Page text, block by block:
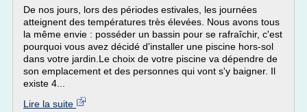
De nos jours, lors des périodes estivales, les journées
atteignent des températures très élevées. Nous avons tous
la même envie : posséder un bassin pour se rafraîchir, c'est
pourquoi vous avez décidé d'installer une piscine hors-sol
dans votre jardin.Le choix de votre piscine va dépendre de
son emplacement et des personnes qui vont s'y baigner. Il
existe 4...
Lire la suite